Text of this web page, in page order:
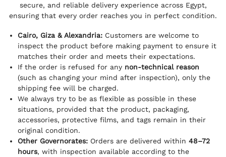
secure, and reliable delivery experience across Egypt,
ensuring that every order reaches you in perfect condition.
Cairo, Giza & Alexandria: Customers are welcome to
inspect the product before making payment to ensure it
matches their order and meets their expectations.
If the order is refused for any non-technical reason
(such as changing your mind after inspection), only the
shipping fee will be charged.
We always try to be as flexible as possible in these
situations, provided that the product, packaging,
accessories, protective films, and tags remain in their
original condition.
Other Governorates: Orders are delivered within 48–72
hours, with inspection available according to the